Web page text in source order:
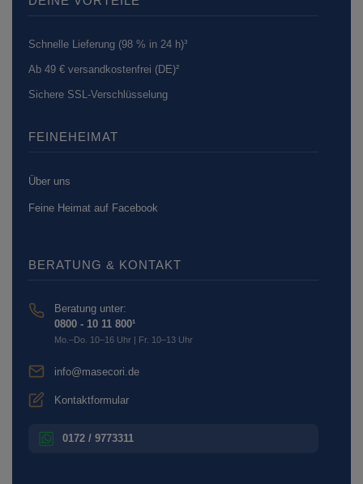
Schnelle Lieferung (98 % in 24 h)³
Ab 49 € versandkostenfrei (DE)²
Sichere SSL-Verschlüsselung
FEINEHEIMAT
Über uns
Feine Heimat auf Facebook
BERATUNG & KONTAKT
Beratung unter:
0800 - 10 11 800¹
Mo.–Do. 10–16 Uhr | Fr. 10–13 Uhr
info@masecori.de
Kontaktformular
0172 / 9773311